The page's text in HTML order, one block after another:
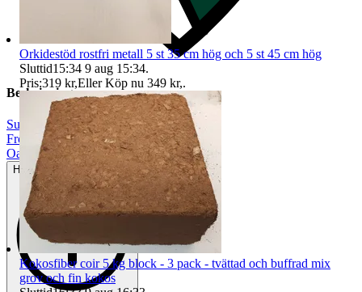
Beskrivning
Suckulenter|
Frö
Oanvänt
Helt ny och aldrig använd
Orkidestöd rostfri metall 5 st 35 cm hög och 5 st 45 cm hög
Sluttid15:34 9 aug 15:34.
Pris:319 kr,Eller Köp nu 349 kr,.
Kokosfiber coir 5 kg block - 3 pack - tvättad och buffrad mix
grov och fin kokos